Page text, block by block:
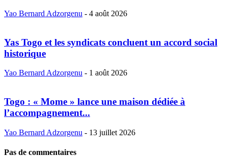
Yao Bernard Adzorgenu - 4 août 2026
Yas Togo et les syndicats concluent un accord social
historique
Yao Bernard Adzorgenu - 1 août 2026
Togo : « Mome » lance une maison dédiée à
l’accompagnement...
Yao Bernard Adzorgenu - 13 juillet 2026
Pas de commentaires